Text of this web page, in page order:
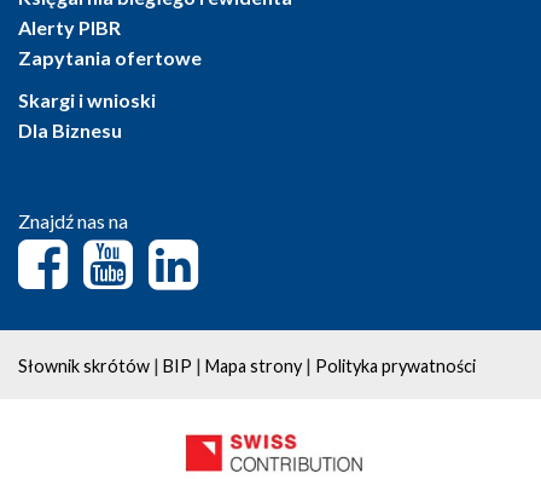
Alerty PIBR
Zapytania ofertowe
Skargi i wnioski
Dla Biznesu
Znajdź nas na
Słownik skrótów | BIP | Mapa strony | Polityka prywatności